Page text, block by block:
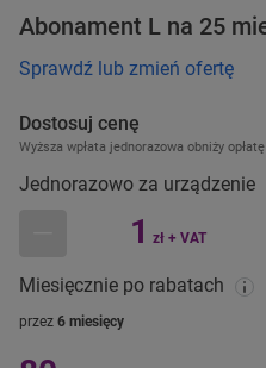
Abonament L na 25
Sprawdź lub zmień ofertę
Dostosuj cenę
Wyższa wpłata jednorazowa obniży
Jednorazowo za urządzenie
1 zł + VAT
Miesięcznie po rabatach
przez 6 miesięcy